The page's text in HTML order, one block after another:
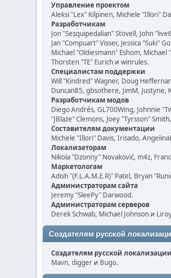
Управление проектом
Aleksi "Lex" Kilpinen, Michele "Illori"
Разработчикам
Jon "Sesquipedalian" Stovell, John
Jan "Compuart" Visser, Jessica "Suki"
Michael "Oldiesmann" Eshom,
Thorsten "TE" Eurich и winrules.
Специалистам поддержки
Will "Kindred" Wagner, Doug
Duncan85, gbsothere, JimM, Justyne,
Разработчикам модов
Diego Andrés, GL700Wing, Johnnie
"JBlaze" Clemons, Joey "Tyrsson"
Составителям документации
Michele "Illori" Davis, Irisado,
Локализаторам
Nikola "Dzonny" Novaković, m4z,
Маркетологам
Adish "(F.L.A.M.E.R)" Patel, Bryan
Администраторам сайта
Jeremy "SleePy" Darwood.
Администраторам серверов
Derek Schwab, Michael Johnson и
Создателям русской
Создателям русской локализации
Mavn, digger и Bugo.